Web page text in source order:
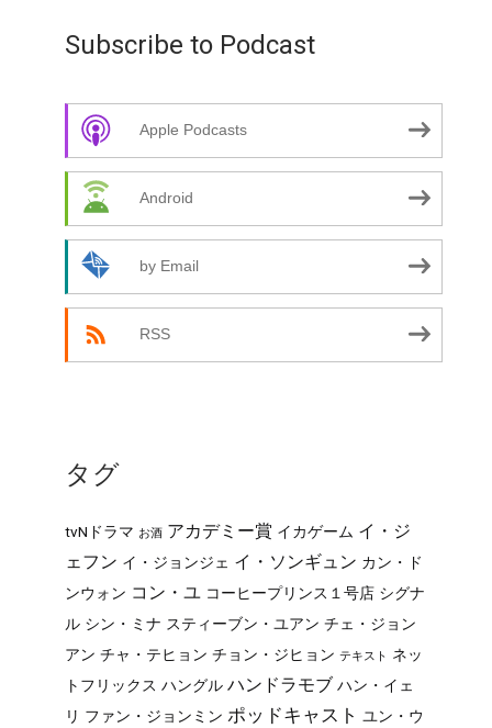
Subscribe to Podcast
Apple Podcasts
Android
by Email
RSS
タグ
tvNドラマ お酒 アカデミー賞 イカゲーム イ・ジ
ェフン イ・ジョンジェ イ・ソンギュン カン・ド
ンウォン コン・ユ コーヒープリンス１号店 シグナ
ル シン・ミナ スティーブン・ユアン チェ・ジョン
アン チャ・テヒョン チョン・ジヒョン テキスト ネッ
トフリックス ハングル ハンドラモブ ハン・イェ
リ ファン・ジョンミン ポッドキャスト ユン・ウ